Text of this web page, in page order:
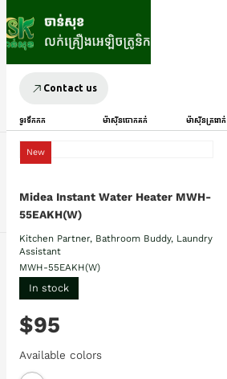
Contact us
ទូរទឹកកក ម៉ាស៊ីនបោកគក់ ម៉ាស៊ីនត្រជាក់
New
Midea Instant Water Heater MWH-
55EAKH(W)
Kitchen Partner, Bathroom Buddy, Laundry
Assistant
MWH-55EAKH(W)
In stock
$95
Available colors